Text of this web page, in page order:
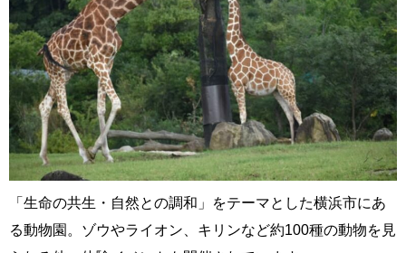
「生命の共生・自然との調和」をテーマとした横浜市にあ
る動物園。ゾウやライオン、キリンなど約100種の動物を見